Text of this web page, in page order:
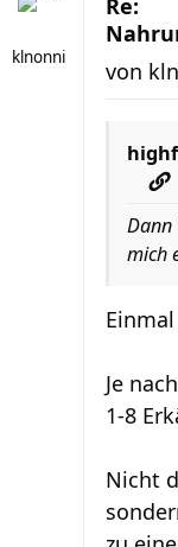
klnonni
Re:
von
Dann
mich
Je
1-8
Nicht